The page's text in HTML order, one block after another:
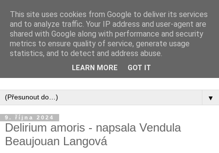
Inspirujte se tím, co píší posluchači kurzů a co se na nich
▼
9. října 2024
Delirium amoris - napsala Vendula
Beaujouan Langová
This site uses cookies from Google to deliver its services
and to analyze traffic. Your IP address and user-agent are
shared with Google along with performance and security
metrics to ensure quality of service, generate usage
statistics, and to detect and address abuse.
LEARN MORE GOT IT